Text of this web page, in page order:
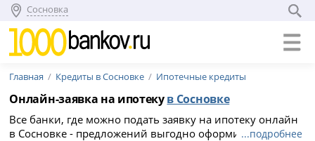
Сосновка
Главная Кредиты в Сосновке Ипотечные кредиты
Онлайн-заявка на ипотекув Сосновке
Все банки, где можно подать заявку на ипотеку онлайн
в Сосновке - предложений выгодно оформить ипотеку в
...подробнее